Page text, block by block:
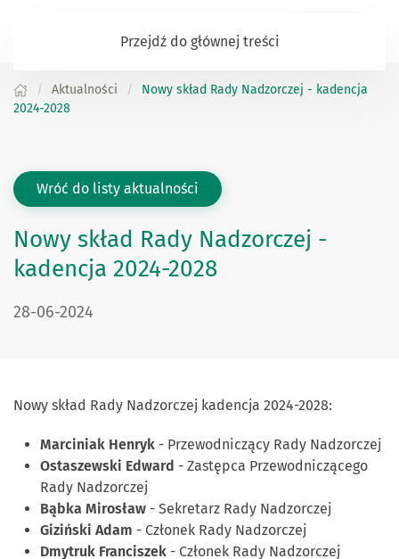
Przejdź do głównej treści
Aktualności
Nowy skład Rady Nadzorczej - kadencja
2024-2028
Wróć do listy aktualności
Nowy skład Rady Nadzorczej -
kadencja 2024-2028
DATA PUBLIKACJI:
28-06-2024
Nowy skład Rady Nadzorczej kadencja 2024-2028:
Marciniak Henryk - Przewodniczący Rady Nadzorczej
Ostaszewski Edward - Zastępca Przewodniczącego
Rady Nadzorczej
Bąbka Mirosław - Sekretarz Rady Nadzorczej
Giziński Adam - Członek Rady Nadzorczej
Dmytruk Franciszek - Członek Rady Nadzorczej